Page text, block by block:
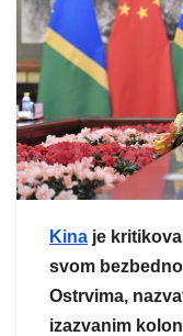
Kina je
svom
Ostrvima,
izazvanim